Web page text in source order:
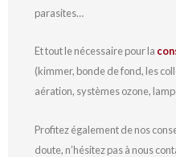
parasites…
Et tout le nécessaire pour la
(kimmer, bonde de fond, les
aération, systèmes ozone,
Profitez également de nos
doute, n’hésitez pas à nous